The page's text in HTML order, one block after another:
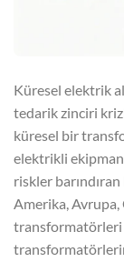
Küresel elektrik
tedarik zinciri
küresel bir
elektrikli
riskler
Amerika, Avrupa,
transformatörleri